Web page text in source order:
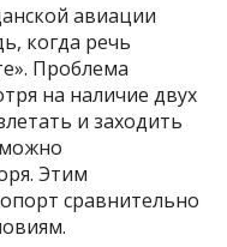
авиации
когда речь
Проблема
на наличие двух
и заходить
Этим
сравнительно